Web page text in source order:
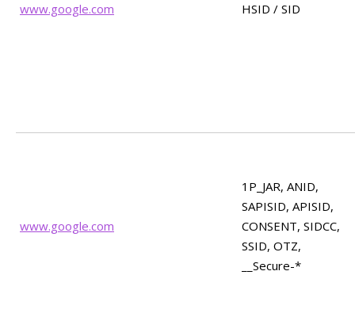
www.google.com HSID / SID
www.google.com
1P_JAR, ANID,
SAPISID, APISID,
CONSENT, SIDCC,
SSID, OTZ,
__Secure-*